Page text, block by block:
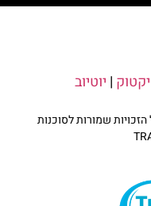
| יוטיוב
שמורות לסוכנות